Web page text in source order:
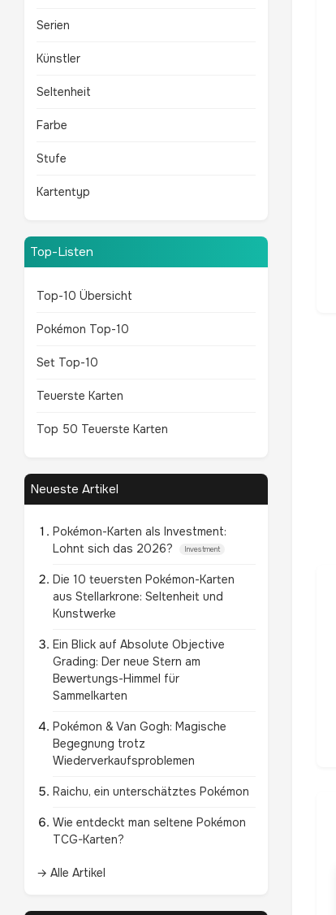
Serien
Künstler
Seltenheit
Farbe
Stufe
Kartentyp
Top-Listen
Top-10 Übersicht
Pokémon Top-10
Set Top-10
Teuerste Karten
Top 50 Teuerste Karten
Neueste Artikel
Pokémon-Karten als Investment:
Lohnt sich das 2026?
Investment
Die 10 teuersten Pokémon-Karten
aus Stellarkrone: Seltenheit und
Kunstwerke
Ein Blick auf Absolute Objective
Grading: Der neue Stern am
Bewertungs-Himmel für
Sammelkarten
Pokémon & Van Gogh: Magische
Begegnung trotz
Wiederverkaufsproblemen
Raichu, ein unterschätztes Pokémon
Wie entdeckt man seltene Pokémon
TCG-Karten?
→ Alle Artikel